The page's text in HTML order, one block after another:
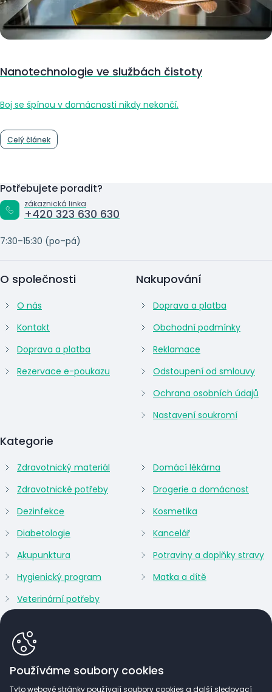
Používáme soubory cookies
Tyto webové stránky používají soubory cookies a další sledovací
Nanotechnologie ve službách čistoty
Boj se špínou v domácnosti nikdy nekončí.
Celý článek
Potřebujete poradit?
zákaznická linka
+420 323 630 630
7:30–15:30 (po–pá)
O společnosti
O nás
Kontakt
Doprava a platba
Rezervace e-poukazu
Kategorie
Zdravotnický materiál
Zdravotnické potřeby
Dezinfekce
Diabetologie
Akupunktura
Hygienický program
Veterinární potřeby
Domácí lékárna
Drogerie a domácnost
Kosmetika
Kancelář
Potraviny a doplňky stravy
Matka a dítě
Nakupování
Doprava a platba
Obchodní podmínky
Reklamace
Odstoupení od smlouvy
Ochrana osobních údajů
Nastavení soukromí